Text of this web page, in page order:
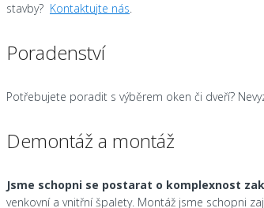
stavby? Kontaktujte nás.
Poradenství
Potřebujete poradit s výběrem oken či dveří?
Demontáž a montáž
Jsme schopni se postarat o komplexnost
venkovní a vnitřní špalety. Montáž jsme schopni